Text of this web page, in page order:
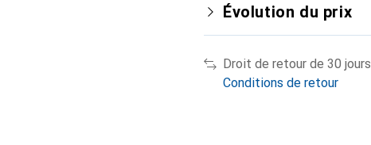
Évolution du prix
Droit de retour de 30 jours
Conditions de retour